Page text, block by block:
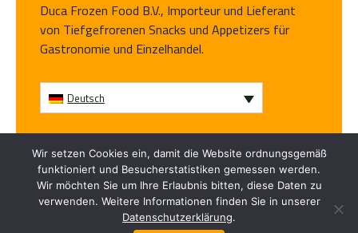
Duca Frozen Food B.V., Importeur und Lieferant
von Tiefgefrorenen Snacks und Appetizers für
Gastronomie und Einzelhandel.
Deutsch
Folge uns
Wir setzen Cookies ein, damit die Website ordnungsgemäß
funktioniert und Besucherstatistiken gemessen werden.
Wir möchten Sie um Ihre Erlaubnis bitten, diese Daten zu
verwenden. Weitere Informationen finden Sie in unserer
Datenschutzerklärung.